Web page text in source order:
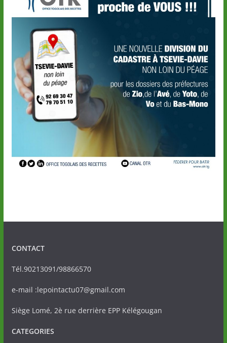
CONTACT
Tél.90213091/98866570
e-mail :lepointactu07@gmail.com
Siège Lomé, 2è rue derrière EPP Kélégougan
CATEGORIES